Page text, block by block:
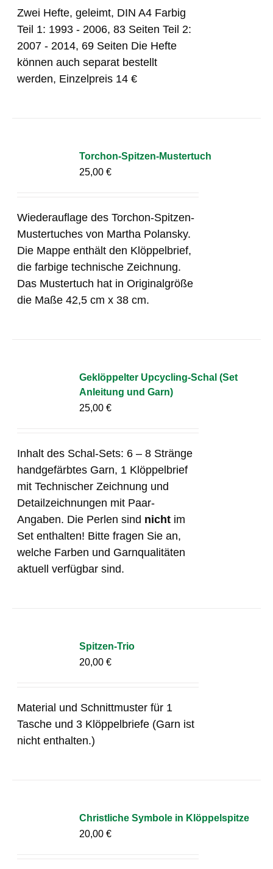
Zwei Hefte, geleimt, DIN A4 Farbig
Teil 1: 1993 - 2006, 83 Seiten Teil 2:
2007 - 2014, 69 Seiten Die Hefte
können auch separat bestellt
werden, Einzelpreis 14 €
Torchon-Spitzen-Mustertuch
25,00€
Wiederauflage des Torchon-Spitzen-
Mustertuches von Martha Polansky.
Die Mappe enthält den Klöppelbrief,
die farbige technische Zeichnung.
Das Mustertuch hat in Originalgröße
die Maße 42,5 cm x 38 cm.
Geklöppelter Upcycling-Schal (Set
Anleitung und Garn)
25,00€
Inhalt des Schal-Sets: 6 – 8 Stränge
handgefärbtes Garn, 1 Klöppelbrief
mit Technischer Zeichnung und
Detailzeichnungen mit Paar-
Angaben. Die Perlen sind nicht im
Set enthalten! Bitte fragen Sie an,
welche Farben und Garnqualitäten
aktuell verfügbar sind.
Spitzen-Trio
20,00€
Material und Schnittmuster für 1
Tasche und 3 Klöppelbriefe (Garn ist
nicht enthalten.)
Christliche Symbole in Klöppelspitze
20,00€